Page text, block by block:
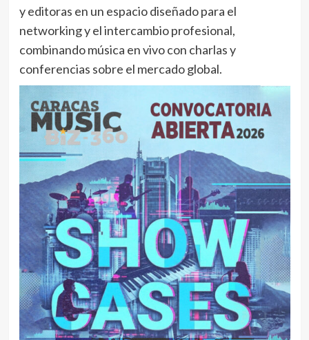
y editoras en un espacio diseñado para el
networking y el intercambio profesional,
combinando música en vivo con charlas y
conferencias sobre el mercado global.